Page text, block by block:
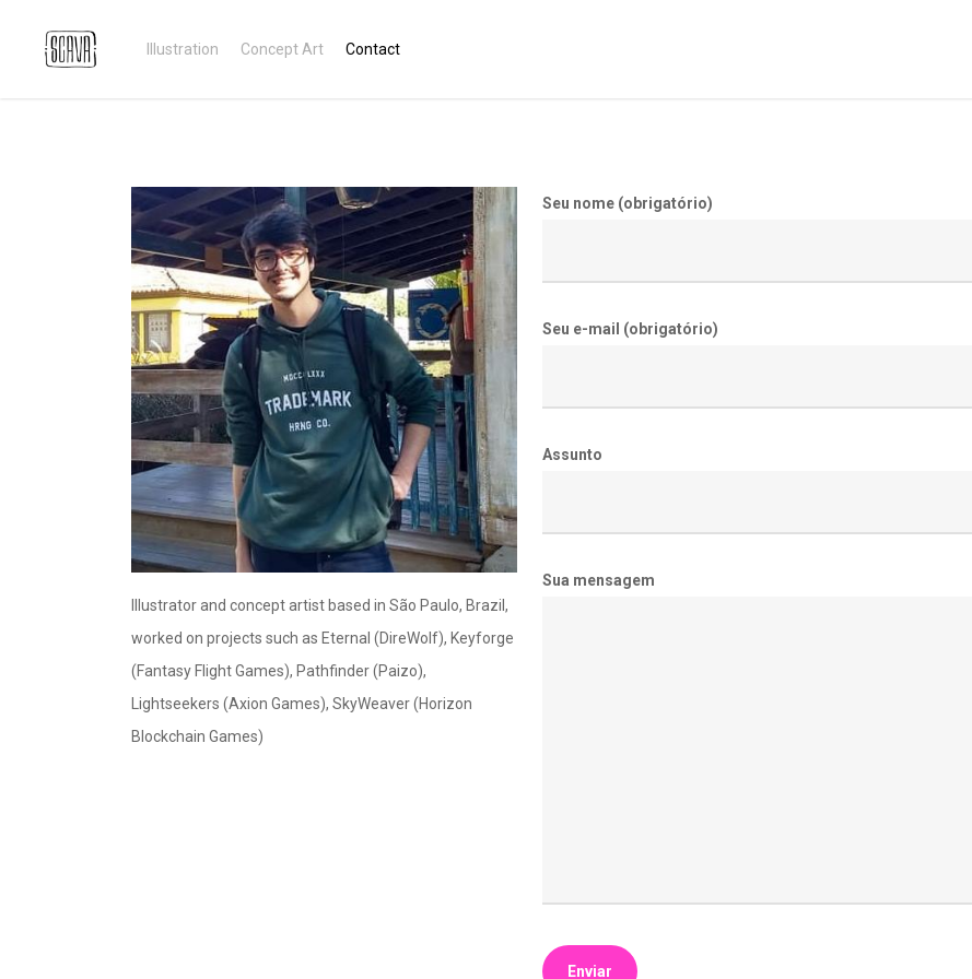
Illustration Concept Art Contact
Seu nome (obrigatório)
Seu e-mail (obrigatório)
Assunto
Sua mensagem
Illustrator and concept artist based in São Paulo, Brazil,
worked on projects such as Eternal (DireWolf), Keyforge
(Fantasy Flight Games), Pathfinder (Paizo),
Lightseekers (Axion Games), SkyWeaver (Horizon
Blockchain Games)